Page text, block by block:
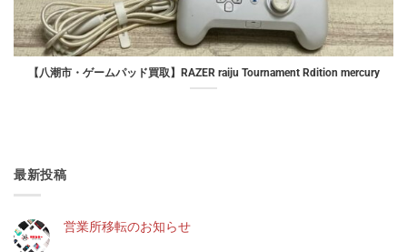
【八潮市・ゲームパッド買取】RAZER raiju Tournament Rdition mercury
最新投稿
営業所移転のお知らせ